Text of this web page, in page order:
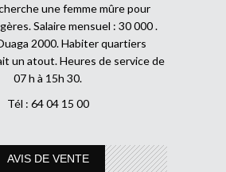
une femme mûre pour
Salaire mensuel : 30 000 .
2000. Habiter quartiers
un atout. Heures de service de
07 h à 15h 30.
Tél : 64 04 15 00
AVIS DE VENTE